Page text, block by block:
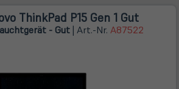
ThinkPad P15 Gen 1 Gut
- Gut | Art.-Nr. A87522